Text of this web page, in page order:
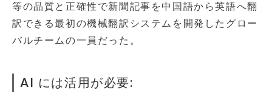
等の品質と正確性で新聞記事を中国語から英語へ翻
訳できる最初の機械翻訳システムを開発したグロー
バルチームの一員だった。
AI には活用が必要: